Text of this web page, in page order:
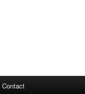
Contact